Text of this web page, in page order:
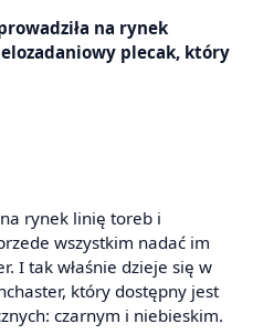
na rynek
plecak, który
rynek linię toreb i
wszystkim nadać im
I tak właśnie dzieje się w
który dostępny jest
czarnym i niebieskim.